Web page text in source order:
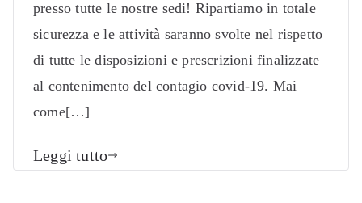
presso tutte le nostre sedi! Ripartiamo in totale
sicurezza e le attività saranno svolte nel rispetto
di tutte le disposizioni e prescrizioni finalizzate
al contenimento del contagio covid-19. Mai
come[…]
Leggi tutto